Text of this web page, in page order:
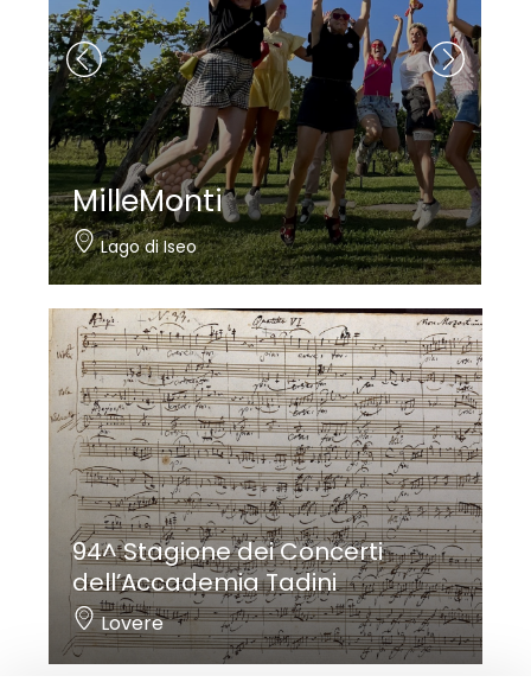
MilleMonti
Lago di Iseo
94^ Stagione dei Concerti
dell’Accademia Tadini
Lovere